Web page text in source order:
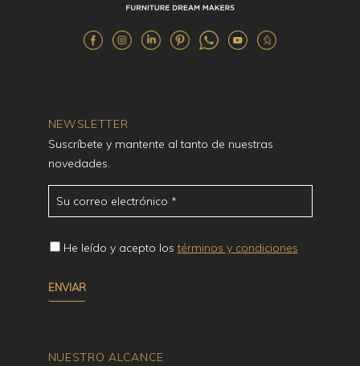
NEWSLETTER
Suscríbete y mantente al tanto de nuestras
novedades.
He leído y acepto lostérminos y condiciones
NUESTRO ALCANCE